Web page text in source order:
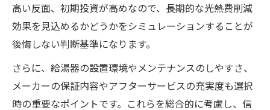
高い反面、初期投資が高めなので、長期的な光熱費削減
効果を見込めるかどうかをシミュレーションすることが
後悔しない判断基準になります。
さらに、給湯器の設置環境やメンテナンスのしやすさ、
メーカーの保証内容やアフターサービスの充実度も選択
時の重要なポイントです。これらを総合的に考慮し、信